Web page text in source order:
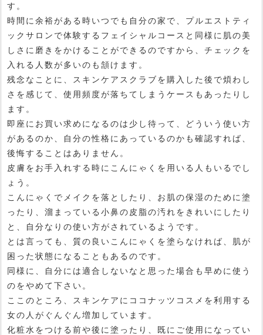
す。
時間に余裕がある時いつでも自分の家で、プルエストティ
ックサロンで体験するフェイシャルコースと同様に肌の美
しさに磨きをかけることができるのですから、チェックを
入れる人数が多いのも頷けます。
残念なことに、スキンケアスクラブを購入した後で煩わし
さを感じて、使用頻度が落ちてしまうケースもあったりし
ます。
即座にお買い求めになるのは少し待って、どういう使い方
があるのか、自分の性格にあっているのかも確認すれば、
後悔することはありません。
皮膚をお手入れする時にこんにゃくを用いる人もいるでし
ょう。
こんにゃくでメイクを落としたり、お肌の保湿のために塗
ったり、溜まっている小鼻の皮脂の汚れをきれいにしたり
と、自分なりの使い方がされているようです。
とは言っても、質の良いこんにゃくを塗らなければ、肌が
困った状態になることもあるのです。
同様に、自分には適合しないなと思った場合も早めに使う
のをやめて下さい。
ここのところ、スキンケアにココナッツコスメを利用する
女の人がぐんぐん増加しています。
化粧水をつける前や後に塗ったり、既にご使用になってい